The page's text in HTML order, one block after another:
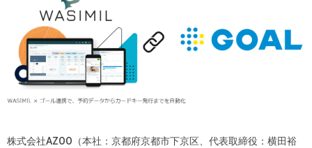
株式会社AZOO（本社：京都府京都市下京区、代表取締役：横田裕